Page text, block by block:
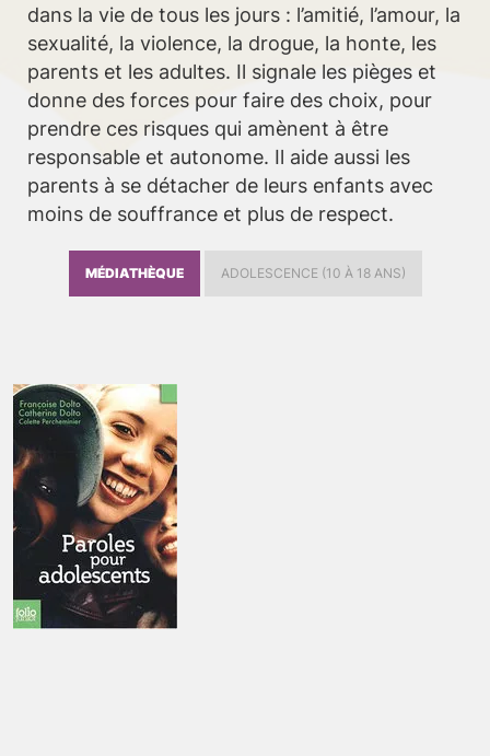
dans la vie de tous les jours : l’amitié, l’amour, la
sexualité, la violence, la drogue, la honte, les
parents et les adultes. Il signale les pièges et
donne des forces pour faire des choix, pour
prendre ces risques qui amènent à être
responsable et autonome. Il aide aussi les
parents à se détacher de leurs enfants avec
moins de souffrance et plus de respect.
MÉDIATHÈQUE ADOLESCENCE (10 À 18 ANS)